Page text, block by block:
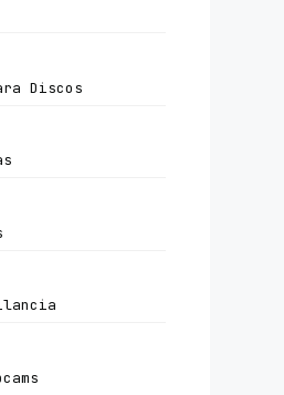
Discos